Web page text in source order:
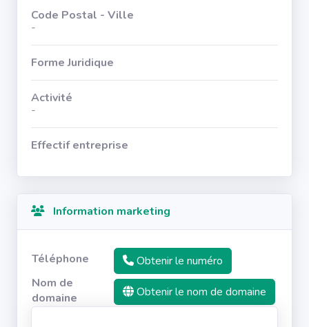
Code Postal - Ville
-
Forme Juridique
Activité
-
Effectif entreprise
Information marketing
Téléphone
Obtenir le numéro
Nom de
domaine
Obtenir le nom de domaine